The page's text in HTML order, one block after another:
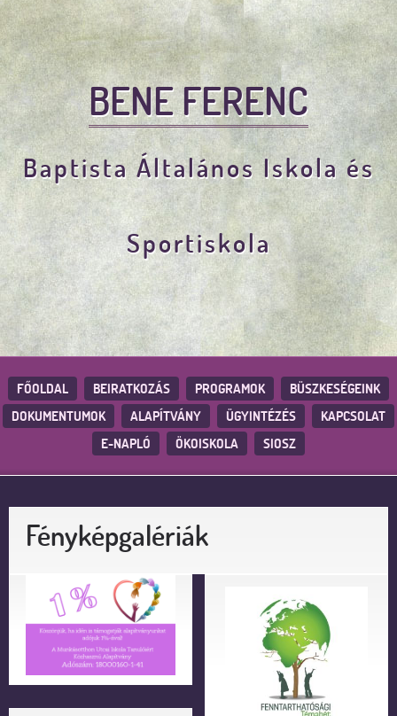
BENE FERENC
Baptista Általános Iskola és
Sportiskola
FŐOLDAL BEIRATKOZÁS PROGRAMOK
BÜSZKESÉGEINK
DOKUMENTUMOK
ALAPÍTVÁNY ÜGYINTÉZÉS
KAPCSOLAT
E-NAPLÓ
ÖKOISKOLA SIOSZ
Fényképgalériák